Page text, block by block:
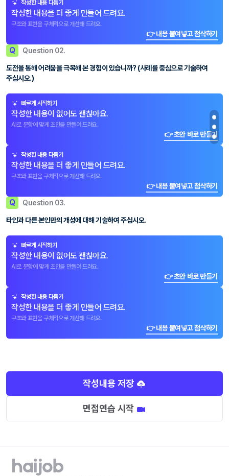
작성한 내용 다듬기
작성한 내용을 더 좋게 만들어 드려요.
구조와 표현을 구체적으로 개선해 드려요.
👉 내용 붙여넣고 첨삭하기
Q Question 02.
도전을 통해 어려움을 극복해 본 경험이 있습니까? (사례를 중심으로 기술하여
주십시오.)
빠르게 시작하기
작성한 내용이 없어도 괜찮아요.
AI로 문항에 맞게 초안을 만들어 드려요.
👉 초안 바로 만들기
작성한 내용 다듬기
작성한 내용을 더 좋게 만들어 드려요.
구조와 표현을 구체적으로 개선해 드려요.
👉 내용 붙여넣고 첨삭하기
Q Question 03.
타인과 다른 본인만의 개성에 대해 기술하여 주십시오.
빠르게 시작하기
작성한 내용이 없어도 괜찮아요.
AI로 문항에 맞게 초안을 만들어 드려요.
👉 초안 바로 만들기
작성한 내용 다듬기
작성한 내용을 더 좋게 만들어 드려요.
구조와 표현을 구체적으로 개선해 드려요.
👉 내용 붙여넣고 첨삭하기
작성내용 저장
면접연습 시작